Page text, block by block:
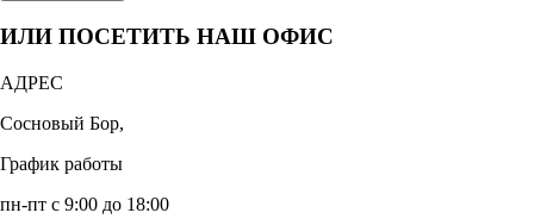
ИЛИ ПОСЕТИТЬ НАШ ОФИС
АДРЕС
Сосновый Бор,
График работы
пн-пт с 9:00 до 18:00